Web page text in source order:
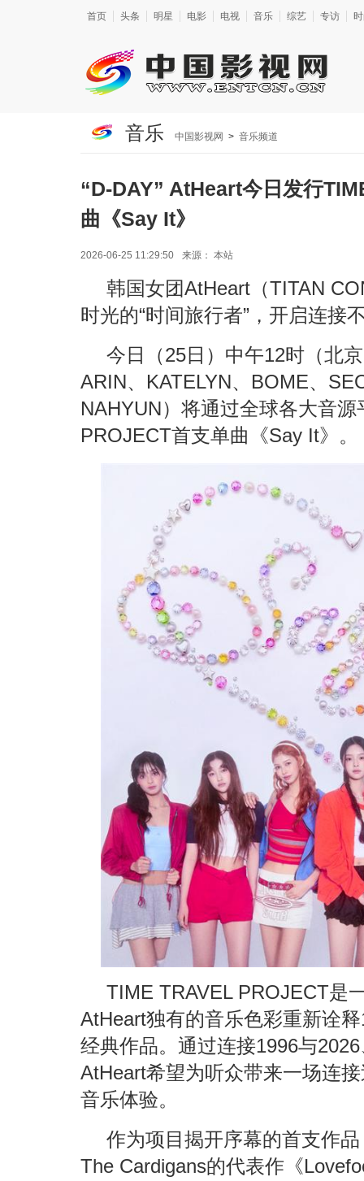
首页 头条 明星 电影 电视 音乐 综艺 专访
音乐 中国影视网 > 音乐频道
“D-DAY” AtHeart今日发行
曲《Say It》
2026-06-25 11:29:50 来源： 本站
韩国女团AtHeart（TITAN
时光的“时间旅行者”，开启连接
今日（25日）中午12时（北
ARIN、KATELYN、BOME、
NAHYUN）将通过全球各大音
PROJECT首支单曲《Say It》。
TIME TRAVEL PROJECT是
AtHeart独有的音乐色彩重新诠
经典作品。通过连接1996与
AtHeart希望为听众带来一场连
音乐体验。
作为项目揭开序幕的首支作
The Cardigans的代表作《